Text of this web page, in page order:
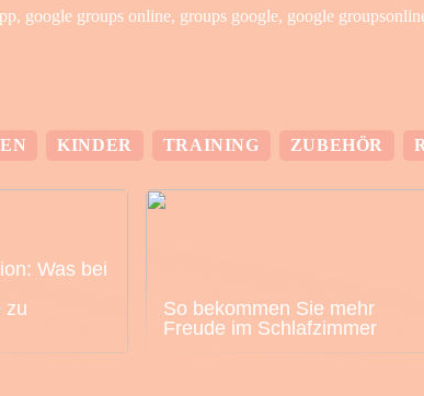
google groups online, groups google, google
KINDER TRAINING ZUBEHÖR
Was bei
zu
So bekommen Sie mehr
Freude im Schlafzimmer